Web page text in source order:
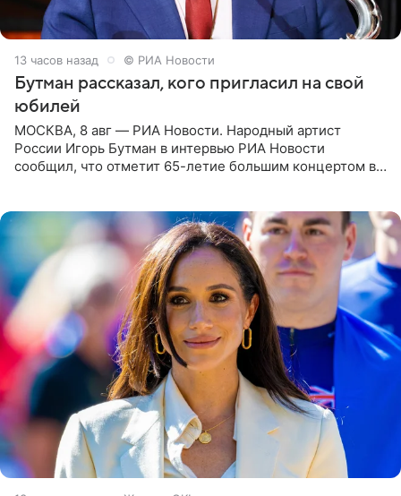
13 часов назад © РИА Новости
Бутман рассказал, кого пригласил на свой
юбилей
МОСКВА, 8 авг — РИА Новости. Народный артист
России Игорь Бутман в интервью РИА Новости
сообщил, что отметит 65-летие большим концертом в